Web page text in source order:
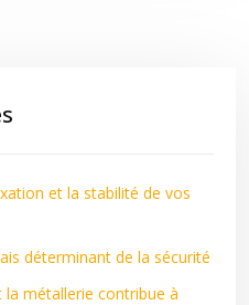
et la stabilité de vos
déterminant de la sécurité
métallerie contribue à